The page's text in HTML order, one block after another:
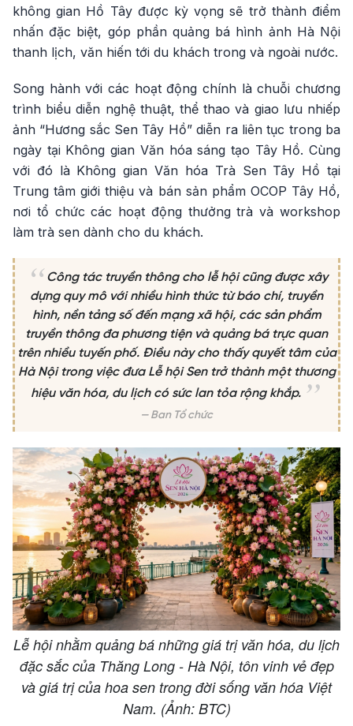
không gian Hồ Tây được kỳ vọng sẽ trở thành điểm
nhấn đặc biệt, góp phần quảng bá hình ảnh Hà Nội
thanh lịch, văn hiến tới du khách trong và ngoài nước.
Song hành với các hoạt động chính là chuỗi chương
trình biểu diễn nghệ thuật, thể thao và giao lưu nhiếp
ảnh “Hương sắc Sen Tây Hồ” diễn ra liên tục trong ba
ngày tại Không gian Văn hóa sáng tạo Tây Hồ. Cùng
với đó là Không gian Văn hóa Trà Sen Tây Hồ tại
Trung tâm giới thiệu và bán sản phẩm OCOP Tây Hồ,
nơi tổ chức các hoạt động thưởng trà và workshop
làm trà sen dành cho du khách.
Công tác truyền thông cho lễ hội cũng được xây
dựng quy mô với nhiều hình thức từ báo chí, truyền
hình, nền tảng số đến mạng xã hội, các sản phẩm
truyền thông đa phương tiện và quảng bá trực quan
trên nhiều tuyến phố. Điều này cho thấy quyết tâm của
Hà Nội trong việc đưa Lễ hội Sen trở thành một thương
hiệu văn hóa, du lịch có sức lan tỏa rộng khắp.
Ban Tổ chức
Lễ hội nhằm quảng bá những giá trị văn hóa, du lịch
đặc sắc của Thăng Long - Hà Nội, tôn vinh vẻ đẹp
và giá trị của hoa sen trong đời sống văn hóa Việt
Nam. (Ảnh: BTC)